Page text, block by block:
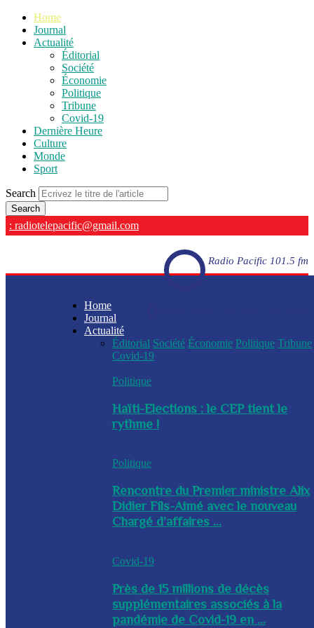
Home
Journal
Actualité
Éditorial
Société
Économie
Politique
Tribune
Covid-19
Dernière Heure
Culture
Monde
Sport
Search
: radiotelepacific@gmail.com
Radio Pacific 101.5 fm
Home
Journal
Actualité
Éditorial Société Économie Politique Tribune
Covid-19
Politique
Haïti-Elections : le CEP tient le
rythme !
Politique
Rencontre du Premier ministre Alix
Didier Fils-Aimé avec le nouveau
Chargé d’affaires ...
Covid-19
Près de 15 millions de décès
supplémentaires associés à la
pandémie de Covid-19 en ...